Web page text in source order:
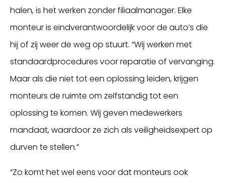
halen, is het werken zonder filiaalmanager. Elke
monteur is eindverantwoordelijk voor de auto’s die
hij of zij weer de weg op stuurt. “Wij werken met
standaardprocedures voor reparatie of vervanging.
Maar als die niet tot een oplossing leiden, krijgen
monteurs de ruimte om zelfstandig tot een
oplossing te komen. Wij geven medewerkers
mandaat, waardoor ze zich als veiligheidsexpert op
durven te stellen.”
“Zo komt het wel eens voor dat monteurs ook